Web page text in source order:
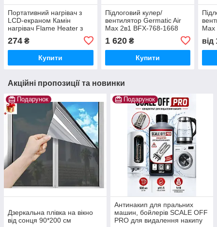
Портативний нагрівач з
LCD-екраном Камін
нагрівач Flame Heater з
274 ₴
Купити
Підлоговий кулер/
вентилятор Germatic Air
Max 2в1 BFX-768-1668
Тепловентилятор з
пультом
1 620₴
Купити
Max
від
Акційні пропозиції та новинки
Подарунок
Дзеркальна плівка на вікно
від сонця 90*200 см
Подарунок
Антинакип для пральних
машин, бойлерів SCALE OFF
PRO для видалення накипу